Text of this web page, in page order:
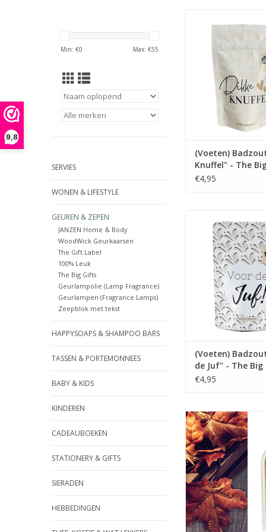
9,8
Min: €0 Max: €55
SERVIES
WONEN & LIFESTYLE
GEUREN & ZEPEN
JANZEN Home & Body
WoodWick Geurkaarsen
The Gift Label
100% Leuk
The Big Gifts
Geurlampolie (Lamp Fragrance)
Geurlampen (Fragrance Lamps)
Zeepblok met tekst
HAPPYSOAPS & SHAMPOO BARS
TASSEN & PORTEMONNEES
BABY & KIDS
KINDEREN
CADEAUBOEKEN
STATIONERY & GIFTS
SIERADEN
HEBBEDINGEN
iemand een hart
te steken. Of om te
dat je iemand lief
TOEVOEGEN AAN
(Voeten)
Knuffel" - The
€4,95
The Big
TOEVOEGEN AAN
(Voeten)
de Juf" - The
€4,95
Maak een
wandeling tussen de
bladeren. Vers,
citrus met een
sappige
verwarmd zijn
gloeiende Amber
cederhout.
TOEVOEGEN AAN